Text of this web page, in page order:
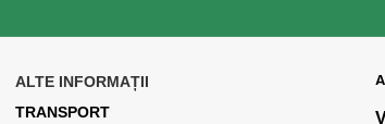
ALTE INFORMAȚII
TRANSPORT